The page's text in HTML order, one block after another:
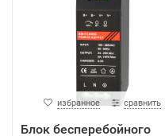
избранное сравнить
Блок бесперебойного